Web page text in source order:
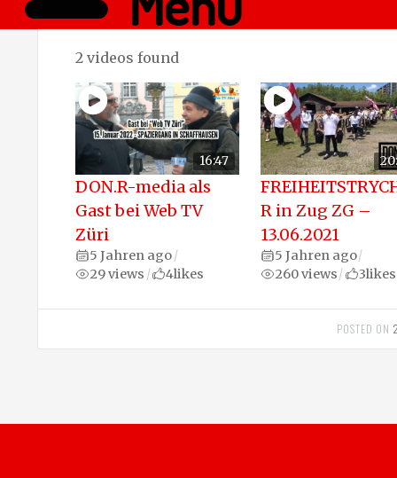
2 videos found
16:47
DON.R-media als
Gast bei Web TV
Züri
5 Jahren ago/
29 views / 4likes
R in Zug ZG –
13.06.2021
5 Jahren ago/
260 views/ 3likes
POSTED ON